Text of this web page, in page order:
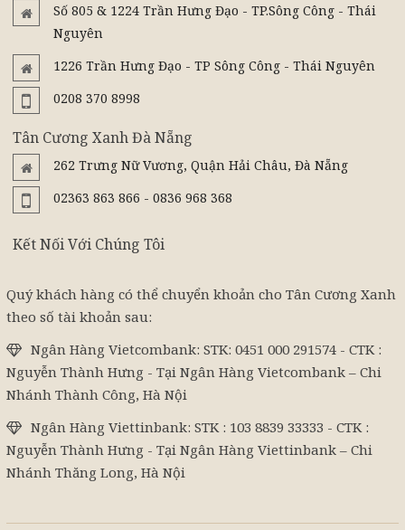
Số 805 & 1224 Trần Hưng Đạo - TP.Sông Công - Thái
Nguyên
1226 Trần Hưng Đạo - TP Sông Công - Thái Nguyên
0208 370 8998
Tân Cương Xanh Đà Nẵng
262 Trưng Nữ Vương, Quận Hải Châu, Đà Nẵng
02363 863 866 - 0836 968 368
Kết Nối Với Chúng Tôi
Quý khách hàng có thể chuyển khoản cho Tân Cương Xanh
theo số tài khoản sau:
Ngân Hàng Vietcombank: STK: 0451 000 291574 - CTK :
Nguyễn Thành Hưng - Tại Ngân Hàng Vietcombank – Chi
Nhánh Thành Công, Hà Nội
Ngân Hàng Viettinbank: STK : 103 8839 33333 - CTK :
Nguyễn Thành Hưng - Tại Ngân Hàng Viettinbank – Chi
Nhánh Thăng Long, Hà Nội